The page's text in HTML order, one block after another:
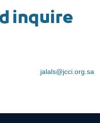
inquire
jalals@jcci.org.sa